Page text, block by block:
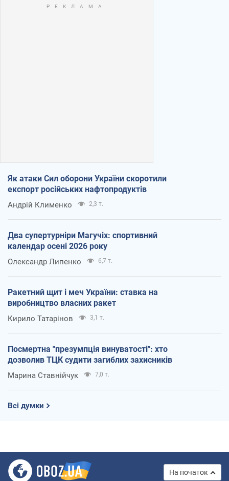
Як атаки Сил оборони України скоротили
експорт російських нафтопродуктів
Андрій Клименко 2,3 т.
Два супертурніри Магучіх: спортивний
календар осені 2026 року
Олександр Липенко 6,7 т.
Ракетний щит і меч України: ставка на
виробництво власних ракет
Кирило Татарінов 3,1 т.
Посмертна "презумпція винуватості": хто
дозволив ТЦК судити загиблих захисників
Марина Ставнійчук 7,0 т.
Всі думки
На початок